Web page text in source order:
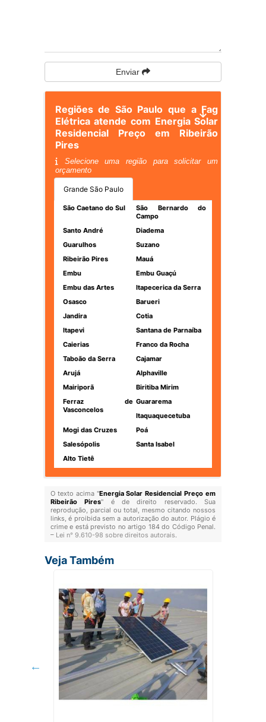
Enviar
Regiões de São Paulo que a Fag
Elétrica atende com Energia Solar
Residencial Preço em Ribeirão
Pires
Selecione uma região para solicitar um
orçamento
Grande São Paulo
São Caetano do Sul
São Bernardo do
Campo
Santo André
Diadema
Guarulhos
Suzano
Ribeirão Pires
Mauá
Embu
Embu Guaçú
Embu das Artes
Itapecerica da Serra
Osasco
Barueri
Jandira
Cotia
Itapevi
Santana de Parnaíba
Caierias
Franco da Rocha
Taboão da Serra
Cajamar
Arujá
Alphaville
Mairiporã
Biritiba Mirim
Ferraz de
Vasconcelos
Guararema
Itaquaquecetuba
Mogi das Cruzes
Poá
Salesópolis
Santa Isabel
Alto Tietê
O texto acima "Energia Solar Residencial Preço em
Ribeirão Pires" é de direito reservado. Sua
reprodução, parcial ou total, mesmo citando nossos
links, é proibida sem a autorização do autor. Plágio é
crime e está previsto no artigo 184 do Código Penal.
– Lei n° 9.610-98 sobre direitos autorais.
Veja Também